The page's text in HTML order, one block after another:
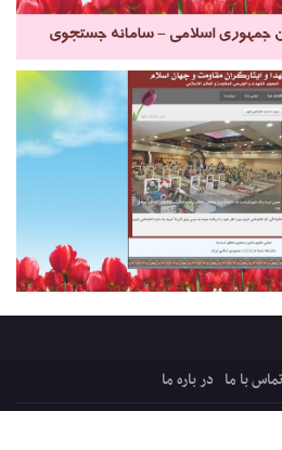
تماس با ما در باره ما